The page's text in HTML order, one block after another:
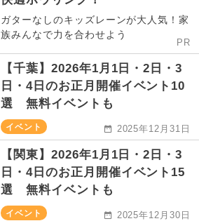
ガターなしのキッズレーンが大人気！家
族みんなで力を合わせよう
PR
【千葉】2026年1月1日・2日・3
日・4日のお正月開催イベント10
選 無料イベントも
イベント 2025年12月31日
【関東】2026年1月1日・2日・3
日・4日のお正月開催イベント15
選 無料イベントも
イベント 2025年12月30日